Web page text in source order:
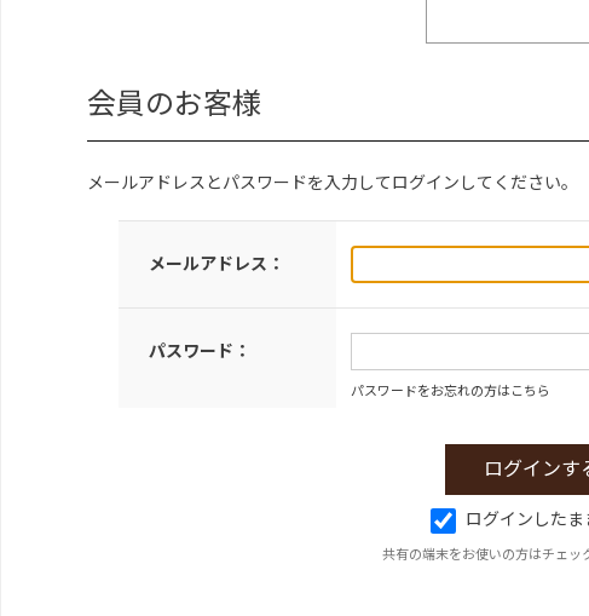
会員のお客様
メールアドレスとパスワードを入力してログインしてください。
メールアドレス：
パスワード：
パスワードをお忘れの方はこちら
ログインしたま
共有の端末をお使いの方はチェッ